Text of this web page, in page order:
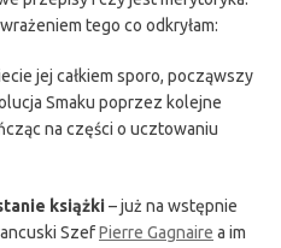
tego co odkryłam:
jej całkiem sporo, począwszy
Smaku poprzez kolejne
na części o ucztowaniu
książki– już na wstępnie
SzefPierre Gagnaire a im